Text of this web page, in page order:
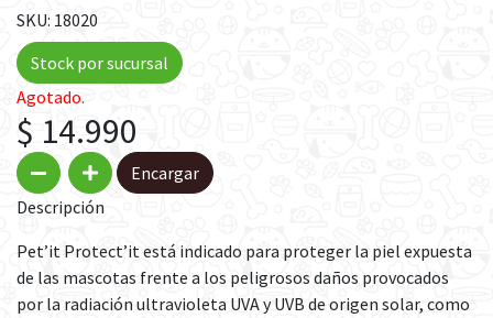
SKU: 18020
Stock por sucursal
Agotado.
$ 14.990
Encargar
Descripción
Pet’it Protect’it está indicado para proteger la piel expuesta
de las mascotas frente a los peligrosos daños provocados
por la radiación ultravioleta UVA y UVB de origen solar, como